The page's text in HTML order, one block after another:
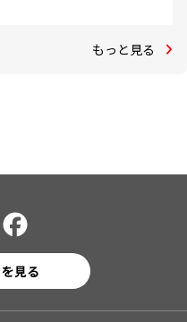
もっと見る
見る